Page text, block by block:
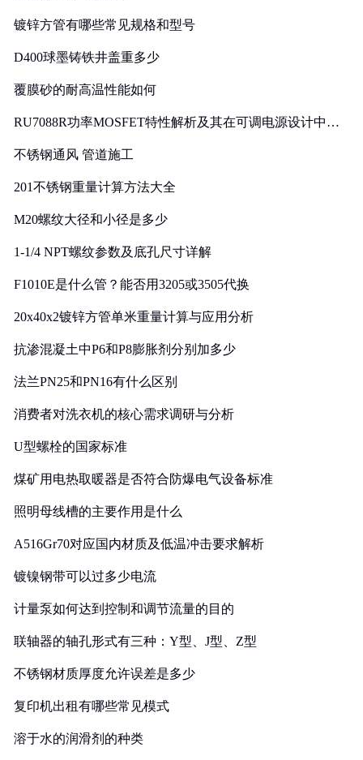
镀锌方管有哪些常见规格和型号
D400球墨铸铁井盖重多少
覆膜砂的耐高温性能如何
RU7088R功率MOSFET特性解析及其在可调电源设计中的
不锈钢通风 管道施工
201不锈钢重量计算方法大全
M20螺纹大径和小径是多少
1-1/4 NPT螺纹参数及底孔尺寸详解
F1010E是什么管？能否用3205或3505代换
20x40x2镀锌方管单米重量计算与应用分析
抗渗混凝土中P6和P8膨胀剂分别加多少
法兰PN25和PN16有什么区别
消费者对洗衣机的核心需求调研与分析
U型螺栓的国家标准
煤矿用电热取暖器是否符合防爆电气设备标准
照明母线槽的主要作用是什么
A516Gr70对应国内材质及低温冲击要求解析
镀镍钢带可以过多少电流
计量泵如何达到控制和调节流量的目的
联轴器的轴孔形式有三种：Y型、J型、Z型
不锈钢材质厚度允许误差是多少
复印机出租有哪些常见模式
溶于水的润滑剂的种类